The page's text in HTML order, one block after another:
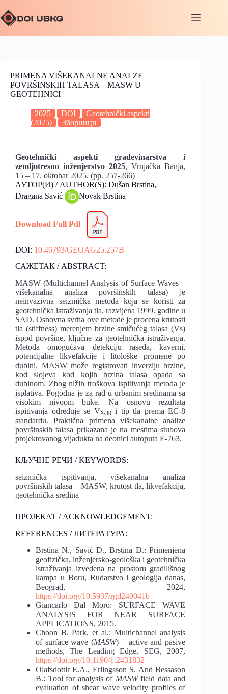
PRIMENA VIŠEKANALNE ANALZE
POVRŠINSKIH TALASA – MASW U
GEOTEHNICI
2025 DOI
Geotehnički aspekti
(2025)
Зборници
Geotehnički aspekti građevinarstva i
zemljotresno inženjerstvo 2025, Vrnjačka Banja,
15 – 17. oktobar 2025. (pp. 257-266)
АУТОР(И) / AUTHOR(S): Dušan Brstina,
Dragana Savić
Novak Brstina
Download Full Pdf
DOI: 10.46793/GEOAG25.257B
САЖЕТАК / ABSTRACT:
MASW (Multichannel Analysis of Surface Waves –
višekanalna analiza površinskih talasa) je
neinvazivna seizmička metoda koja se koristi za
geotehnička istraživanja tla, razvijena 1999. godine u
SAD. Osnovna svrha ove metode je procena krutosti
tla (stiffness) merenjem brzine smičućeg talasa (Vs)
ispod površine, ključne za geotehnička istraživanja.
Metoda omogućava detekciju raseda, kaverni,
potencijalne likvefakcije i litološke promene po
dubini. MASW može registrovati inverziju brzine,
kod slojeva kod kojih brzina talasa opada sa
dubinom. Zbog nižih troškova ispitivanja metoda je
isplativa. Pogodna je za rad u urbanim sredinama sa
visokim nivoom buke. Na osnovu rezultata
ispitivanja određuje se Vs,30i tip tla prema EC-8
standardu. Praktična primena višekanalne analize
površinskih talasa prikazana je na mestima stubova
projektovanog vijadukta na deonici autoputa E-763.
КЉУЧНЕ РЕЧИ / KEYWORDS:
seizmička ispitivanja, višekanalna analiza
površinskih talasa – MASW, krutost tla, likvefakcija,
geotehnička sredina
ПРОЈЕКАТ / ACKNOWLEDGEMENT:
REFERENCES / ЛИТЕРАТУРА:
Brstina N., Savić D., Brstina D.: Primenjena
geofizička, inženjersko-geološka i geotehnička
istraživanja izvedena na prostoru gradilišnog
kampa u Boru, Rudarstvo i geologija danas,
Beograd, 2024,
https://doi.org/10.5937/rgd240041b
Giancarlo Dal Moro: SURFACE WAVE
ANALYSIS FOR NEAR SURFACE
APPLICATIONS, 2015.
Choon B. Park, et al.: Multichannel analysis
of surface wave (MASW) – active and pasive
methods, The Leading Edge, SEG, 2007,
https://doi.org/10.1190/1.2431832
Olafsdottir E.A., Erlingsson S. And Bessason
B.: Tool for analysis of MASWfield data and
evaluation of shear wave velocity profiles of